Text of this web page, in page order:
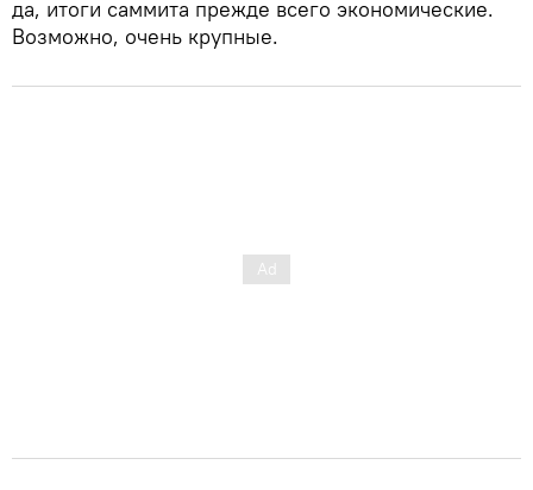
да, итоги саммита прежде всего экономические.
Возможно, очень крупные.